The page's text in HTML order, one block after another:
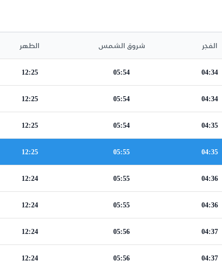
الفجر شروق الشمس الظهر
04:34
05:54
12:25
04:34
05:54
12:25
04:35
05:54
12:25
04:35
05:55
12:25
04:36
05:55
12:24
04:36
05:55
12:24
04:37
05:56
12:24
04:37
05:56
12:24